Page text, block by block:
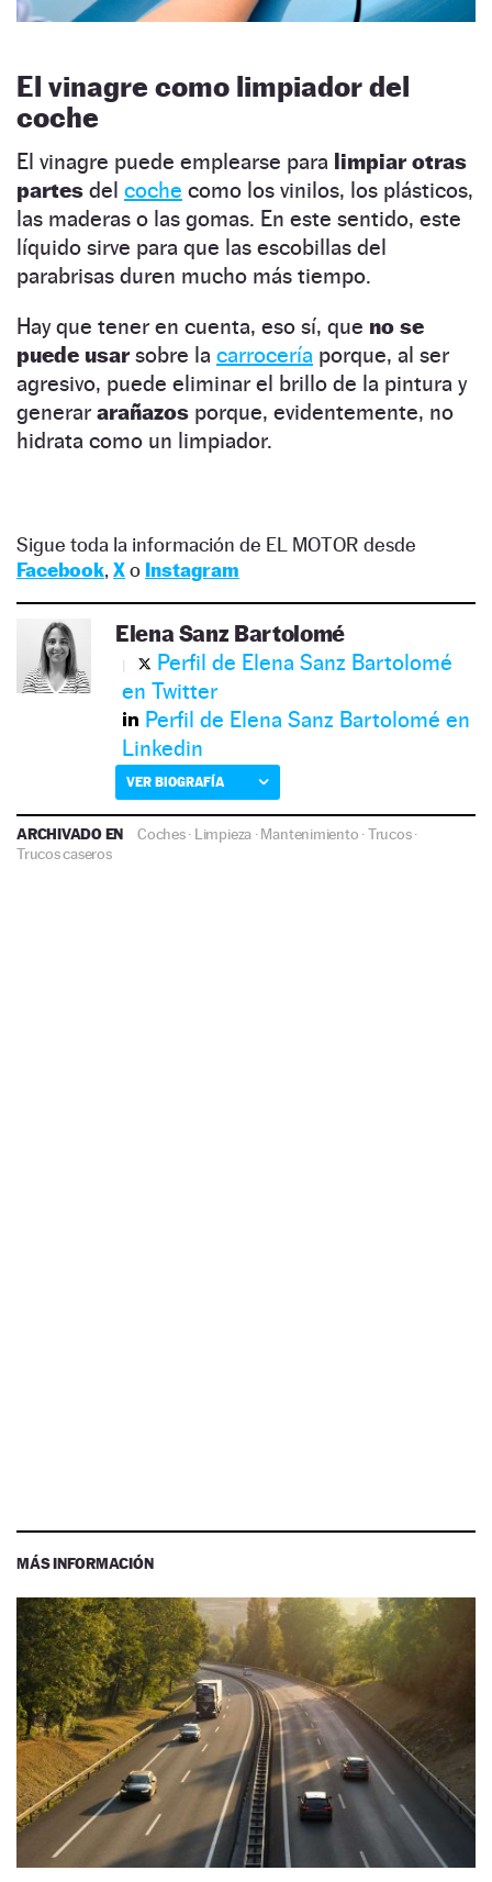
El vinagre como limpiador del
coche
El vinagre puede emplearse para limpiar otras
partes del coche como los vinilos, los plásticos,
las maderas o las gomas. En este sentido, este
líquido sirve para que las escobillas del
parabrisas duren mucho más tiempo.
Hay que tener en cuenta, eso sí, que no se
puede usarsobre la carrocería porque, al ser
agresivo, puede eliminar el brillo de la pintura y
generar arañazos porque, evidentemente, no
hidrata como un limpiador.
Sigue toda la información de EL MOTOR desde
Facebook, Xo Instagram
Elena Sanz Bartolomé
Perfil de Elena Sanz Bartolomé
en Twitter
Perfil de Elena Sanz Bartolomé en
Linkedin
VER BIOGRAFÍA
ARCHIVADO EN Coches· Limpieza ·Mantenimiento ·Trucos·
Trucos caseros
MÁS INFORMACIÓN